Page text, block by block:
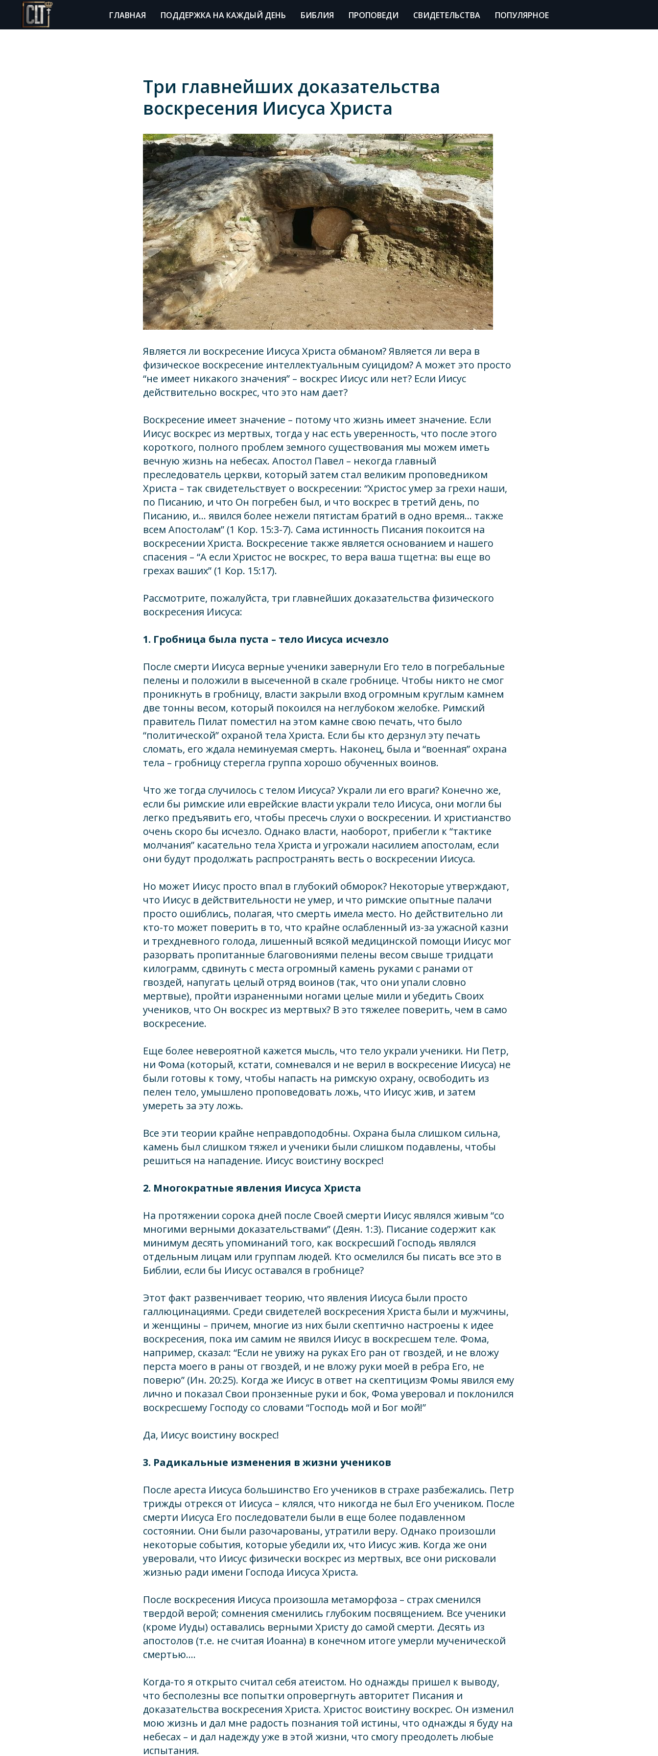
ГЛАВНАЯ ПОДДЕРЖКА НА КАЖДЫЙ ДЕНЬ БИБЛИЯ ПРОПОВЕДИ СВИДЕТЕЛЬСТВА ПОПУЛЯРНОЕ
Три главнейших доказательства
воскресения Иисуса Христа
Является ли воскресение Иисуса Христа обманом? Является ли вера в
физическое воскресение интеллектуальным суицидом? А может это просто
“не имеет никакого значения” – воскрес Иисус или нет? Если Иисус
действительно воскрес, что это нам дает?
Воскресение имеет значение – потому что жизнь имеет значение. Если
Иисус воскрес из мертвых, тогда у нас есть уверенность, что после этого
короткого, полного проблем земного существования мы можем иметь
вечную жизнь на небесах. Апостол Павел – некогда главный
преследователь церкви, который затем стал великим проповедником
Христа – так свидетельствует о воскресении: “Христос умер за грехи наши,
по Писанию, и что Он погребен был, и что воскрес в третий день, по
Писанию, и… явился более нежели пятистам братий в одно время… также
всем Апостолам” (1 Кор. 15:3-7). Сама истинность Писания покоится на
воскресении Христа. Воскресение также является основанием и нашего
спасения – “А если Христос не воскрес, то вера ваша тщетна: вы еще во
грехах ваших” (1 Кор. 15:17).
Рассмотрите, пожалуйста, три главнейших доказательства физического
воскресения Иисуса:
1. Гробница была пуста – тело Иисуса исчезло
После смерти Иисуса верные ученики завернули Его тело в погребальные
пелены и положили в высеченной в скале гробнице. Чтобы никто не смог
проникнуть в гробницу, власти закрыли вход огромным круглым камнем
две тонны весом, который покоился на неглубоком желобке. Римский
правитель Пилат поместил на этом камне свою печать, что было
“политической” охраной тела Христа. Если бы кто дерзнул эту печать
сломать, его ждала неминуемая смерть. Наконец, была и “военная” охрана
тела – гробницу стерегла группа хорошо обученных воинов.
Что же тогда случилось с телом Иисуса? Украли ли его враги? Конечно же,
если бы римские или еврейские власти украли тело Иисуса, они могли бы
легко предъявить его, чтобы пресечь слухи о воскресении. И христианство
очень скоро бы исчезло. Однако власти, наоборот, прибегли к “тактике
молчания” касательно тела Христа и угрожали насилием апостолам, если
они будут продолжать распространять весть о воскресении Иисуса.
Но может Иисус просто впал в глубокий обморок? Некоторые утверждают,
что Иисус в действительности не умер, и что римские опытные палачи
просто ошиблись, полагая, что смерть имела место. Но действительно ли
кто-то может поверить в то, что крайне ослабленный из-за ужасной казни
и трехдневного голода, лишенный всякой медицинской помощи Иисус мог
разорвать пропитанные благовониями пелены весом свыше тридцати
килограмм, сдвинуть с места огромный камень руками с ранами от
гвоздей, напугать целый отряд воинов (так, что они упали словно
мертвые), пройти израненными ногами целые мили и убедить Своих
учеников, что Он воскрес из мертвых? В это тяжелее поверить, чем в само
воскресение.
Еще более невероятной кажется мысль, что тело украли ученики. Ни Петр,
ни Фома (который, кстати, сомневался и не верил в воскресение Иисуса) не
были готовы к тому, чтобы напасть на римскую охрану, освободить из
пелен тело, умышлено проповедовать ложь, что Иисус жив, и затем
умереть за эту ложь.
Все эти теории крайне неправдоподобны. Охрана была слишком сильна,
камень был слишком тяжел и ученики были слишком подавлены, чтобы
решиться на нападение. Иисус воистину воскрес!
2. Многократные явления Иисуса Христа
На протяжении сорока дней после Своей смерти Иисус являлся живым “со
многими верными доказательствами” (Деян. 1:3). Писание содержит как
минимум десять упоминаний того, как воскресший Господь являлся
отдельным лицам или группам людей. Кто осмелился бы писать все это в
Библии, если бы Иисус оставался в гробнице?
Этот факт развенчивает теорию, что явления Иисуса были просто
галлюцинациями. Среди свидетелей воскресения Христа были и мужчины,
и женщины – причем, многие из них были скептично настроены к идее
воскресения, пока им самим не явился Иисус в воскресшем теле. Фома,
например, сказал: “Если не увижу на руках Его ран от гвоздей, и не вложу
перста моего в раны от гвоздей, и не вложу руки моей в ребра Его, не
поверю” (Ин. 20:25). Когда же Иисус в ответ на скептицизм Фомы явился ему
лично и показал Свои пронзенные руки и бок, Фома уверовал и поклонился
воскресшему Господу со словами “Господь мой и Бог мой!”
Да, Иисус воистину воскрес!
3. Радикальные изменения в жизни учеников
После ареста Иисуса большинство Его учеников в страхе разбежались. Петр
трижды отрекся от Иисуса – клялся, что никогда не был Его учеником. После
смерти Иисуса Его последователи были в еще более подавленном
состоянии. Они были разочарованы, утратили веру. Однако произошли
некоторые события, которые убедили их, что Иисус жив. Когда же они
уверовали, что Иисус физически воскрес из мертвых, все они рисковали
жизнью ради имени Господа Иисуса Христа.
После воскресения Иисуса произошла метаморфоза – страх сменился
твердой верой; сомнения сменились глубоким посвящением. Все ученики
(кроме Иуды) оставались верными Христу до самой смерти. Десять из
апостолов (т.е. не считая Иоанна) в конечном итоге умерли мученической
смертью….
Когда-то я открыто считал себя атеистом. Но однажды пришел к выводу,
что бесполезны все попытки опровергнуть авторитет Писания и
доказательства воскресения Христа. Христос воистину воскрес. Он изменил
мою жизнь и дал мне радость познания той истины, что однажды я буду на
небесах – и дал надежду уже в этой жизни, что смогу преодолеть любые
испытания.